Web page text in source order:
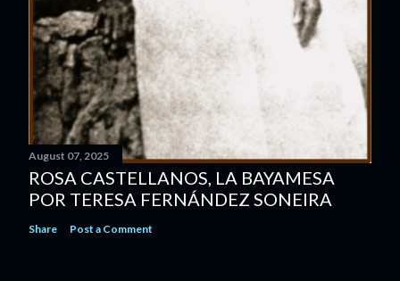
August 07, 2025
ROSA CASTELLANOS, LA BAYAMESA
POR TERESA FERNÁNDEZ SONEIRA
Share Post a Comment